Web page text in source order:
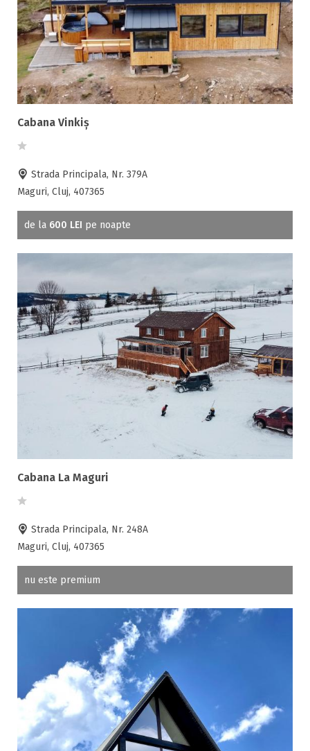
Internet wireless
Parcare
Plata cu cardul
Restaurant
All inclusive
Pensiune completa
Demipensiune
Accepta voucher vacanta
Acces bucatarie
Acces persoane cu dizabilități
ATV
Biliard
Cablu tv
Cazino
Ciubar
Cutie de valori
Ferma proprie
Gradina / curte
Gratar
Inchirieri biciclete
Jacuzzi
Loc de joaca
Masaj
Netflix
Partie SKI
Pat bebelus
Cabana Vinkiș
Strada Principala, Nr. 379A
Maguri, Cluj, 407365
de la 600 LEI pe noapte
Cabana La Maguri
Strada Principala, Nr. 248A
Maguri, Cluj, 407365
nu este premium